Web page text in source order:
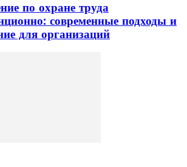
по охране труда
современные подходы и
для организаций